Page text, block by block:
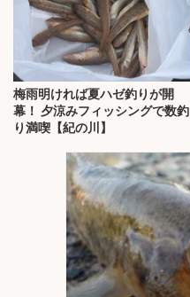
梅雨明ければ夏ハゼ釣りが開
幕！ 夕涼みフィッシングで数釣
り満喫【紀の川】